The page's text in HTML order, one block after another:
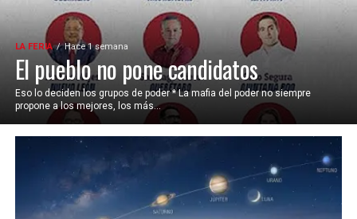
LA FERIA Hace 1 semana
El pueblo no pone candidatos
Eso lo deciden los grupos de poder * La mafia del poder no siempre
propone a los mejores, los más...